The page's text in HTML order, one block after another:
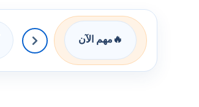
🔥 مهم الآن